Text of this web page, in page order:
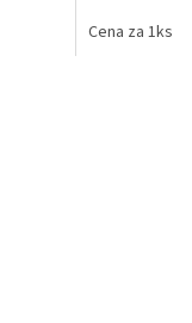
Cena za 1ks